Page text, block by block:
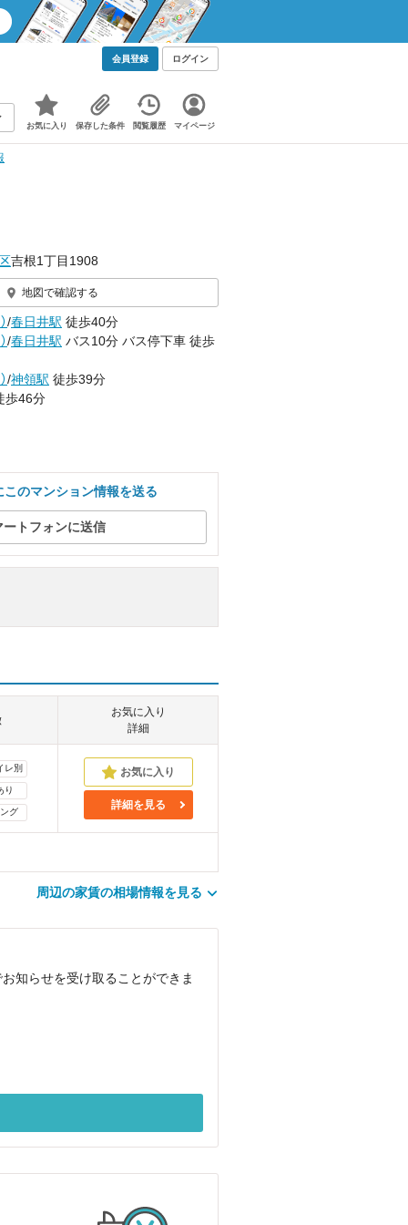
会員登録 ログイン
お気に入り 保存した条件 閲覧履歴 マイページ
吉根1丁目1908
地図で確認する
/春日井駅 徒歩40分
/春日井駅 バス10分 バス停下車 徒歩
/神領駅 徒歩39分
歩46分
のマンション情報を送る
トフォンに送信
お気に入り
詳細
レ別
り
グ
詳細を見る
周辺の家賃の相場情報を見る
知らせを受け取ることができま